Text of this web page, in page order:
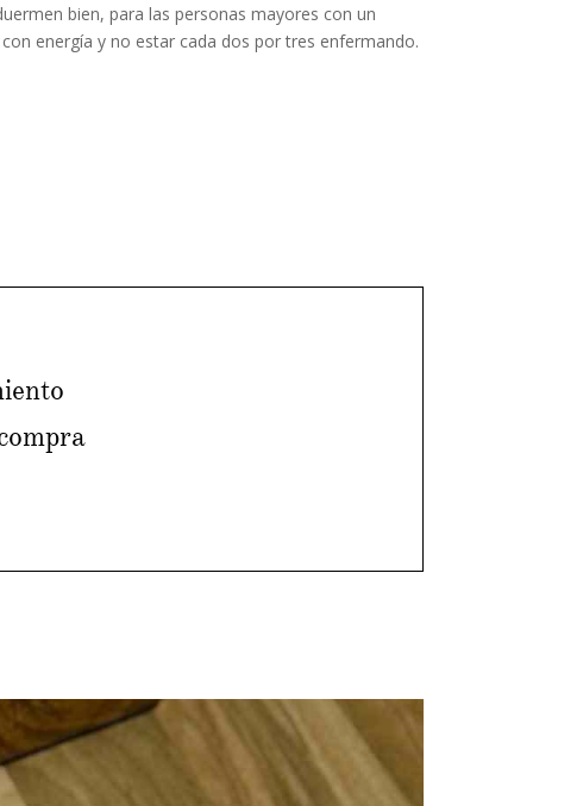
bien, para las personas mayores con un
energía y no estar cada dos por tres enfermando.